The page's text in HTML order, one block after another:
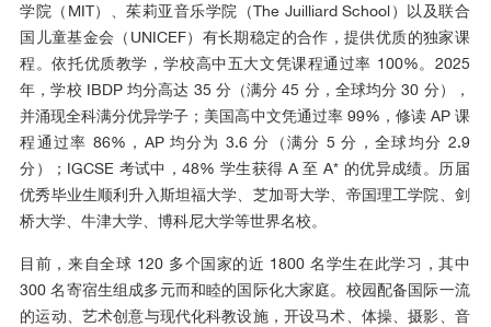
学院（MIT）、茱莉亚音乐学院（The Juilliard School）以及联合
国儿童基金会（UNICEF）有长期稳定的合作，提供优质的独家课
程。依托优质教学，学校高中五大文凭课程通过率 100%。2025
年，学校 IBDP 均分高达 35 分（满分 45 分，全球均分 30 分），
并涌现全科满分优异学子；美国高中文凭通过率 99%，修读 AP 课
程通过率 86%，AP 均分为 3.6 分（满分 5 分，全球均分 2.9
分）；IGCSE 考试中，48% 学生获得 A 至 A* 的优异成绩。历届
优秀毕业生顺利升入斯坦福大学、芝加哥大学、帝国理工学院、剑
桥大学、牛津大学、博科尼大学等世界名校。
目前，来自全球 120 多个国家的近 1800 名学生在此学习，其中
300 名寄宿生组成多元而和睦的国际化大家庭。校园配备国际一流
的运动、艺术创意与现代化科教设施，开设马术、体操、摄影、音